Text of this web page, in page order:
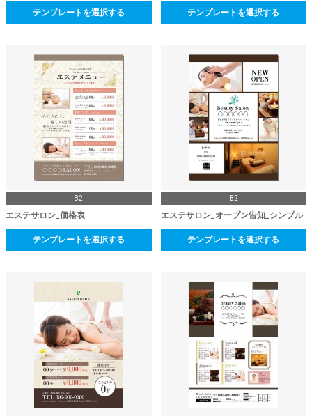
テンプレートを選択する テンプレートを選択する
B2
エステサロン_価格表
テンプレートを選択する
B2
エステサロン_オープン告知_シンプル
テンプレートを選択する